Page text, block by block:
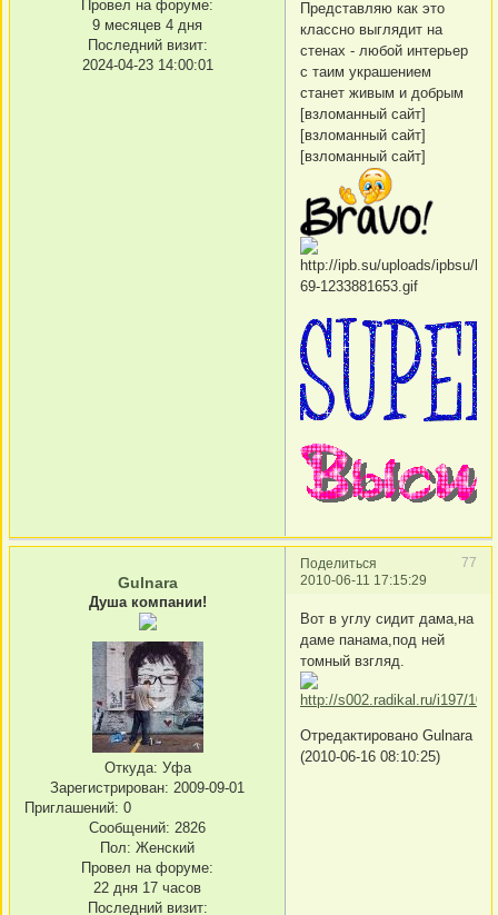
Провел на форуме:
9 месяцев 4 дня
Последний визит:
2024-04-23 14:00:01
Представляю как это
классно выглядит на
стенах - любой интерьер
с таим украшением
станет живым и добрым
[взломанный сайт]
[взломанный сайт]
[взломанный сайт]
Поделиться
77
2010-06-11 17:15:29
Gulnara
Душа компании!
Откуда: Уфа
Зарегистрирован: 2009-09-01
Приглашений: 0
Сообщений: 2826
Пол: Женский
Провел на форуме:
22 дня 17 часов
Последний визит:
Вот в углу сидит дама,на
даме панама,под ней
томный взгляд.
Отредактировано Gulnara
(2010-06-16 08:10:25)